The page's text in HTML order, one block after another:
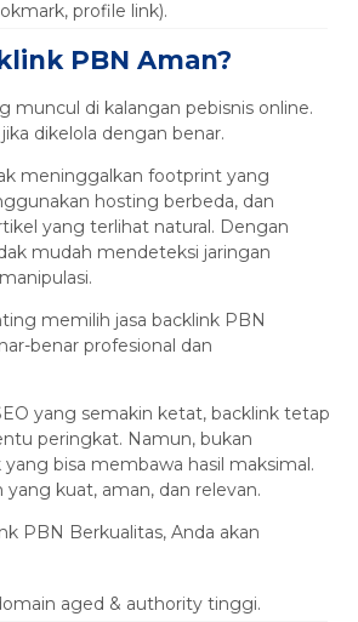
profile link).
PBN Aman?
muncul di kalangan pebisnis online.
dikelola dengan benar.
meninggalkan footprint yang
hosting berbeda, dan
yang terlihat natural. Dengan
mudah mendeteksi jaringan
memilih jasa backlink PBN
benar profesional dan
yang semakin ketat, backlink tetap
peringkat. Namun, bukan
bisa membawa hasil maksimal.
kuat, aman, dan relevan.
PBN Berkualitas, Anda akan
aged & authority tinggi.